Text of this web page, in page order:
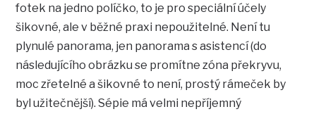
fotek na jedno políčko, to je pro speciální účely
šikovné, ale v běžné praxi nepoužitelné. Není tu
plynulé panorama, jen panorama s asistencí (do
následujícího obrázku se promítne zóna překryvu,
moc zřetelné a šikovné to není, prostý rámeček by
byl užitečnější). Sépie má velmi nepříjemný